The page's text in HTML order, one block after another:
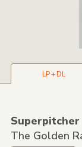
LP＋DL
Superpitcher
The Golden